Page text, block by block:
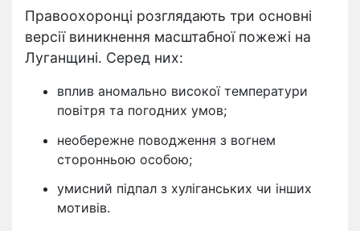
Правоохоронці розглядають три основні
версії виникнення масштабної пожежі на
Луганщині. Серед них:
вплив аномально високої температури
повітря та погодних умов;
необережне поводження з вогнем
сторонньою особою;
умисний підпал з хуліганських чи інших
мотивів.